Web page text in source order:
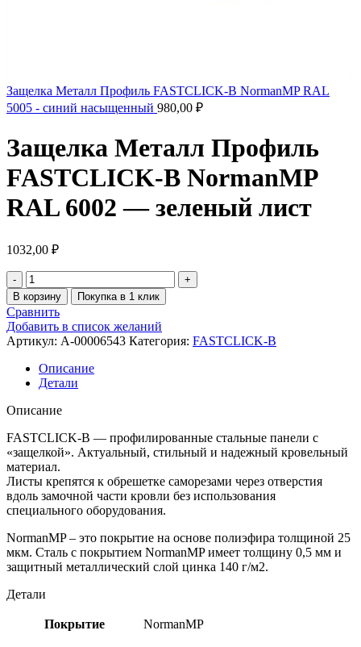
Защелка Металл Профиль FASTCLICK-В NormanMP RAL
5005 - синий насыщенный 980,00 ₽
Защелка Металл Профиль
FASTCLICK-В NormanMP
RAL 6002 — зеленый лист
1032,00 ₽
В корзину Покупка в 1 клик
Сравнить
Добавить в список желаний
Артикул: A-00006543 Категория: FASTCLICK-B
Описание
Детали
Описание
FASTCLICK-В — профилированные стальные панели с
«защелкой». Актуальный, стильный и надежный кровельный
материал.
Листы крепятся к обрешетке саморезами через отверстия
вдоль замочной части кровли без использования
специального оборудования.
NormanMP – это покрытие на основе полиэфира толщиной 25
мкм. Сталь с покрытием NormanMP имеет толщину 0,5 мм и
защитный металлический слой цинка 140 г/м2.
Детали
Покрытие NormanMP